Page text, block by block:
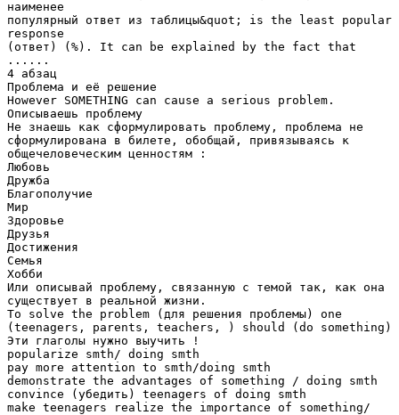
наименее
популярный ответ из таблицы&quot; is the least popular
response
(ответ) (%). It can be explained by the fact that
......
4 абзац
Проблема и её решение
However SOMETHING can cause a serious problem.
Описываешь проблему
Не знаешь как сформулировать проблему, проблема не
сформулирована в билете, обобщай, привязываясь к
общечеловеческим ценностям :
Любовь
Дружба
Благополучие
Мир
Здоровье
Друзья
Достижения
Семья
Хобби
Или описывай проблему, связанную с темой так, как она
существует в реальной жизни.
To solve the problem (для решения проблемы) one
(teenagers, parents, teachers, ) should (do something)
Эти глаголы нужно выучить !
popularize smth/ doing smth
pay more attention to smth/doing smth
demonstrate the advantages of something / doing smth
convince (убедить) teenagers of doing smth
make teenagers realize the importance of something/